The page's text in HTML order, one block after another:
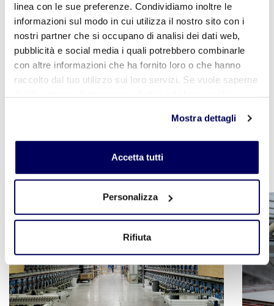
linea con le sue preferenze. Condividiamo inoltre le
informazioni sul modo in cui utilizza il nostro sito con i
nostri partner che si occupano di analisi dei dati web,
pubblicità e social media i quali potrebbero combinarle
con altre informazioni che ha fornito loro o che hanno
raccolto dal tuo utilizzo sui loro servizi. Se vuole saperne
sul tasto "Accetta tutti". Se non vuole i cookie di
profilazione può negare il consenso sul tasto "Rifiuta".
Mostra dettagli
Accetta tutti
Personalizza
Rifiuta